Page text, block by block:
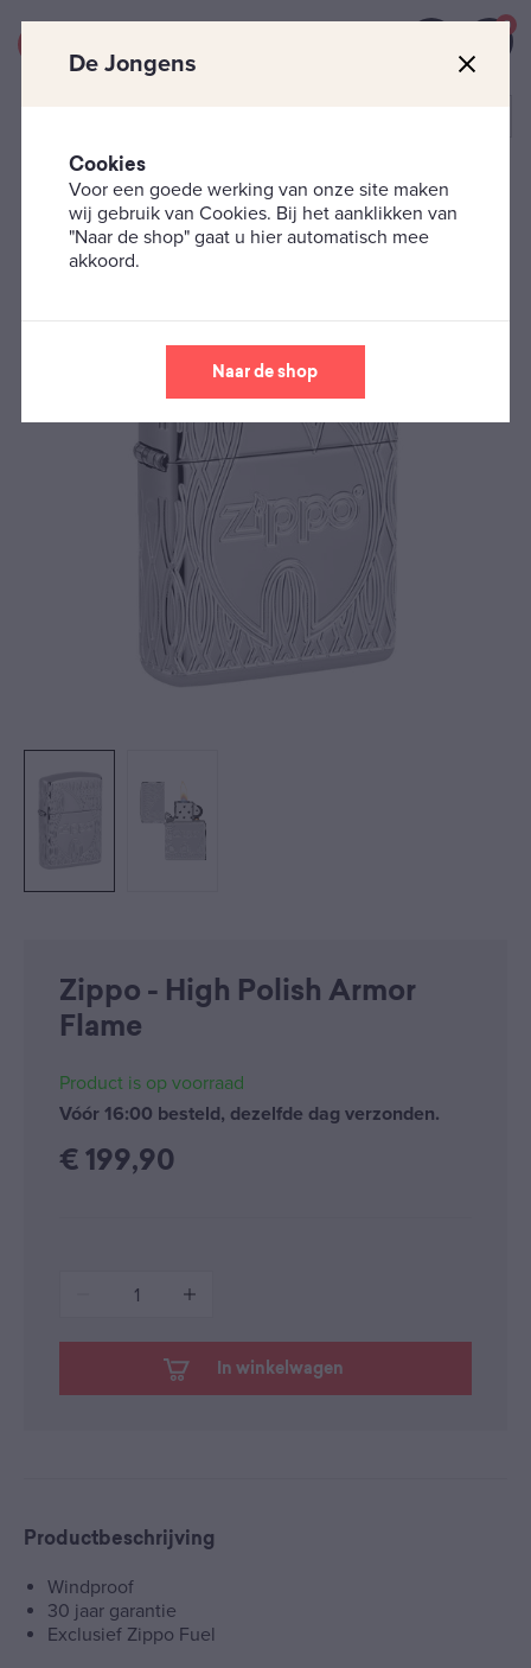
0
Zippo's Zippo Design
Zippo – High Polish Armor
Flame
Zippo - High Polish Armor
Flame
Product is op voorraad
Vóór 16:00 besteld, dezelfde dag verzonden.
€ 199,90
1
In winkelwagen
Productbeschrijving
Windproof
30 jaar garantie
Exclusief Zippo Fuel
De Jongens
Cookies
Voor een goede werking van onze site maken
wij gebruik van Cookies. Bij het aanklikken van
"Naar de shop" gaat u hier automatisch mee
akkoord.
Naar de shop